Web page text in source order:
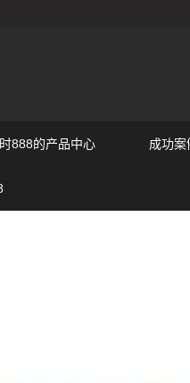
888的产品中心 成功案